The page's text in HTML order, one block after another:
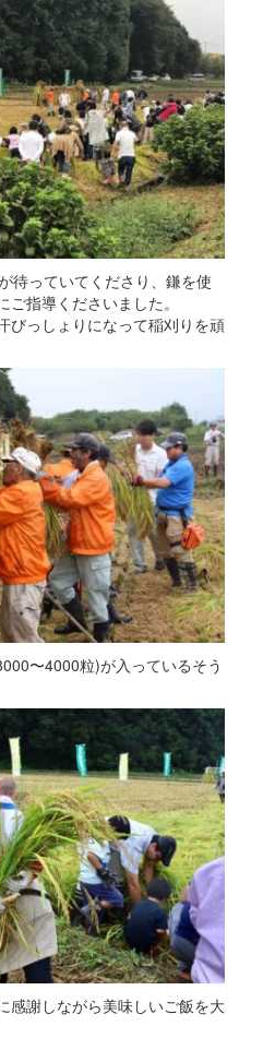
待っていてくださり、鎌を使
指導くださいました。
びっしょりになって稲刈りを頑
〜4000粒)が入っているそう
感謝しながら美味しいご飯を大